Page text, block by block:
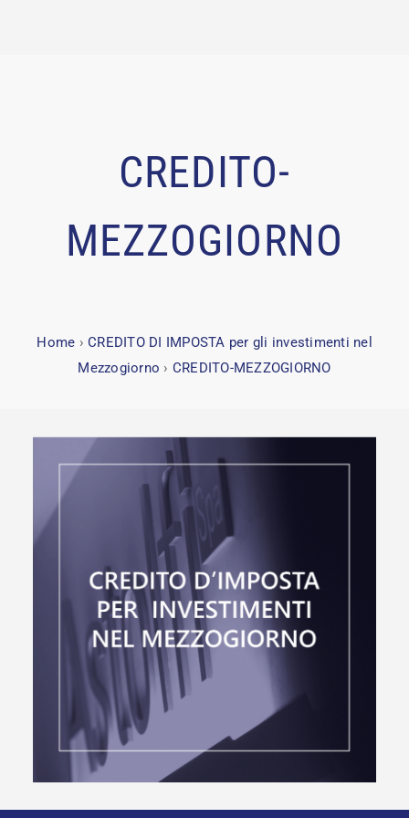
CREDITO-
MEZZOGIORNO
Home › CREDITO DI IMPOSTA per gli investimenti nel
Mezzogiorno › CREDITO-MEZZOGIORNO